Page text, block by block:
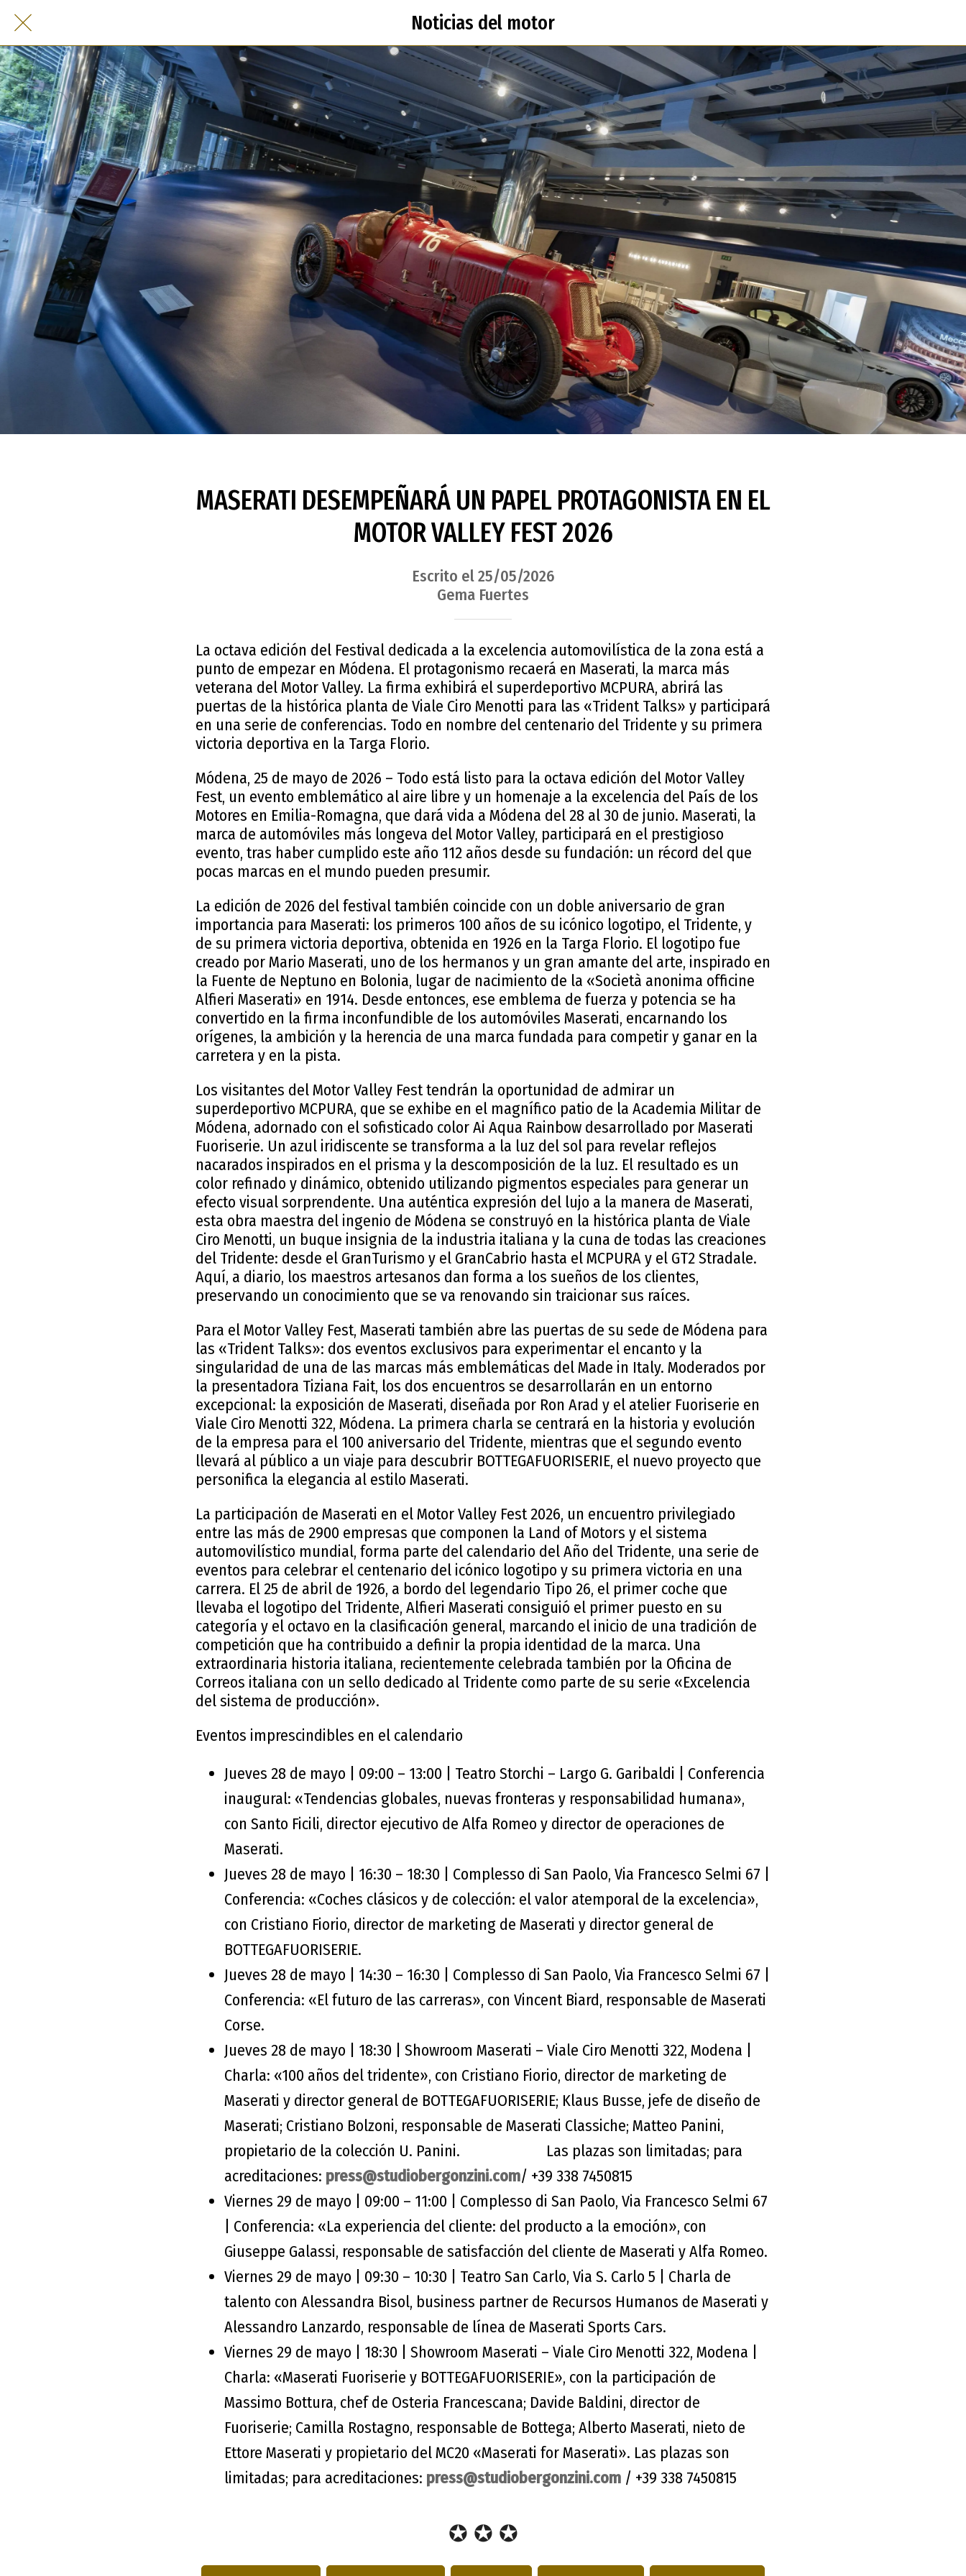
Noticias del motor
MASERATI DESEMPEÑARÁ UN PAPEL PROTAGONISTA EN EL
MOTOR VALLEY FEST 2026
Escrito el 25/05/2026
Gema Fuertes
La octava edición del Festival dedicada a la excelencia automovilística de la zona está a
punto de empezar en Módena. El protagonismo recaerá en Maserati, la marca más
veterana del Motor Valley. La firma exhibirá el superdeportivo MCPURA, abrirá las
puertas de la histórica planta de Viale Ciro Menotti para las «Trident Talks» y participará
en una serie de conferencias. Todo en nombre del centenario del Tridente y su primera
victoria deportiva en la Targa Florio.
Módena, 25 de mayo de 2026 – Todo está listo para la octava edición del Motor Valley
Fest, un evento emblemático al aire libre y un homenaje a la excelencia del País de los
Motores en Emilia-Romagna, que dará vida a Módena del 28 al 30 de junio. Maserati, la
marca de automóviles más longeva del Motor Valley, participará en el prestigioso
evento, tras haber cumplido este año 112 años desde su fundación: un récord del que
pocas marcas en el mundo pueden presumir.
La edición de 2026 del festival también coincide con un doble aniversario de gran
importancia para Maserati: los primeros 100 años de su icónico logotipo, el Tridente, y
de su primera victoria deportiva, obtenida en 1926 en la Targa Florio. El logotipo fue
creado por Mario Maserati, uno de los hermanos y un gran amante del arte, inspirado en
la Fuente de Neptuno en Bolonia, lugar de nacimiento de la «Società anonima officine
Alfieri Maserati» en 1914. Desde entonces, ese emblema de fuerza y potencia se ha
convertido en la firma inconfundible de los automóviles Maserati, encarnando los
orígenes, la ambición y la herencia de una marca fundada para competir y ganar en la
carretera y en la pista.
Los visitantes del Motor Valley Fest tendrán la oportunidad de admirar un
superdeportivo MCPURA, que se exhibe en el magnífico patio de la Academia Militar de
Módena, adornado con el sofisticado color Ai Aqua Rainbow desarrollado por Maserati
Fuoriserie. Un azul iridiscente se transforma a la luz del sol para revelar reflejos
nacarados inspirados en el prisma y la descomposición de la luz. El resultado es un
color refinado y dinámico, obtenido utilizando pigmentos especiales para generar un
efecto visual sorprendente. Una auténtica expresión del lujo a la manera de Maserati,
esta obra maestra del ingenio de Módena se construyó en la histórica planta de Viale
Ciro Menotti, un buque insignia de la industria italiana y la cuna de todas las creaciones
del Tridente: desde el GranTurismo y el GranCabrio hasta el MCPURA y el GT2 Stradale.
Aquí, a diario, los maestros artesanos dan forma a los sueños de los clientes,
preservando un conocimiento que se va renovando sin traicionar sus raíces.
Para el Motor Valley Fest, Maserati también abre las puertas de su sede de Módena para
las «Trident Talks»: dos eventos exclusivos para experimentar el encanto y la
singularidad de una de las marcas más emblemáticas del Made in Italy. Moderados por
la presentadora Tiziana Fait, los dos encuentros se desarrollarán en un entorno
excepcional: la exposición de Maserati, diseñada por Ron Arad y el atelier Fuoriserie en
Viale Ciro Menotti 322, Módena. La primera charla se centrará en la historia y evolución
de la empresa para el 100 aniversario del Tridente, mientras que el segundo evento
llevará al público a un viaje para descubrir BOTTEGAFUORISERIE, el nuevo proyecto que
personifica la elegancia al estilo Maserati.
La participación de Maserati en el Motor Valley Fest 2026, un encuentro privilegiado
entre las más de 2900 empresas que componen la Land of Motors y el sistema
automovilístico mundial, forma parte del calendario del Año del Tridente, una serie de
eventos para celebrar el centenario del icónico logotipo y su primera victoria en una
carrera. El 25 de abril de 1926, a bordo del legendario Tipo 26, el primer coche que
llevaba el logotipo del Tridente, Alfieri Maserati consiguió el primer puesto en su
categoría y el octavo en la clasificación general, marcando el inicio de una tradición de
competición que ha contribuido a definir la propia identidad de la marca. Una
extraordinaria historia italiana, recientemente celebrada también por la Oficina de
Correos italiana con un sello dedicado al Tridente como parte de su serie «Excelencia
del sistema de producción».
Eventos imprescindibles en el calendario
Jueves 28 de mayo | 09:00 – 13:00 | Teatro Storchi – Largo G. Garibaldi | Conferencia
inaugural: «Tendencias globales, nuevas fronteras y responsabilidad humana»,
con Santo Ficili, director ejecutivo de Alfa Romeo y director de operaciones de
Maserati.
Jueves 28 de mayo | 16:30 – 18:30 | Complesso di San Paolo, Via Francesco Selmi 67 |
Conferencia: «Coches clásicos y de colección: el valor atemporal de la excelencia»,
con Cristiano Fiorio, director de marketing de Maserati y director general de
BOTTEGAFUORISERIE.
Jueves 28 de mayo | 14:30 – 16:30 | Complesso di San Paolo, Via Francesco Selmi 67 |
Conferencia: «El futuro de las carreras», con Vincent Biard, responsable de Maserati
Corse.
Jueves 28 de mayo | 18:30 | Showroom Maserati – Viale Ciro Menotti 322, Modena |
Charla: «100 años del tridente», con Cristiano Fiorio, director de marketing de
Maserati y director general de BOTTEGAFUORISERIE; Klaus Busse, jefe de diseño de
Maserati; Cristiano Bolzoni, responsable de Maserati Classiche; Matteo Panini,
propietario de la colección U. Panini. Las plazas son limitadas; para
acreditaciones: press@studiobergonzini.com/ +39 338 7450815
Viernes 29 de mayo | 09:00 – 11:00 | Complesso di San Paolo, Via Francesco Selmi 67
| Conferencia: «La experiencia del cliente: del producto a la emoción», con
Giuseppe Galassi, responsable de satisfacción del cliente de Maserati y Alfa Romeo.
Viernes 29 de mayo | 09:30 – 10:30 | Teatro San Carlo, Via S. Carlo 5 | Charla de
talento con Alessandra Bisol, business partner de Recursos Humanos de Maserati y
Alessandro Lanzardo, responsable de línea de Maserati Sports Cars.
Viernes 29 de mayo | 18:30 | Showroom Maserati – Viale Ciro Menotti 322, Modena |
Charla: «Maserati Fuoriserie y BOTTEGAFUORISERIE», con la participación de
Massimo Bottura, chef de Osteria Francescana; Davide Baldini, director de
Fuoriserie; Camilla Rostagno, responsable de Bottega; Alberto Maserati, nieto de
Ettore Maserati y propietario del MC20 «Maserati for Maserati». Las plazas son
limitadas; para acreditaciones: press@studiobergonzini.com / +39 338 7450815
✪ ✪ ✪